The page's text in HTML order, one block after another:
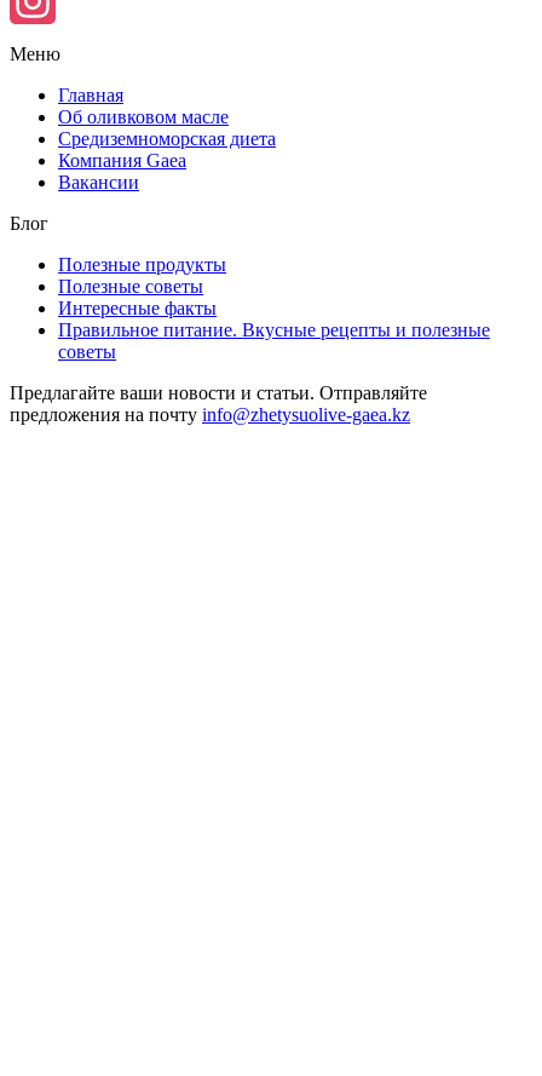
Instagram
Меню
Главная
Об оливковом масле
Средиземноморская диета
Компания Gaea
Вакансии
Блог
Полезные продукты
Полезные советы
Интересные факты
Правильное питание. Вкусные рецепты и полезные
советы
Предлагайте ваши новости и статьи. Отправляйте
предложения на почту info@zhetysuolive-gaea.kz